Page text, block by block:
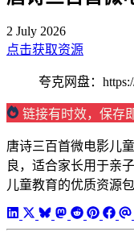
2 July 2026
点击获取资源
夸克网盘：
链接有时效，保存
唐诗三百首微电影儿
良，适合家长用于亲
儿童教育的优质资源包